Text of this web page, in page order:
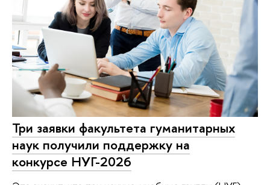
Три заявки факультета гуманитарных
наук получили поддержку на
конкурсе НУГ-2026